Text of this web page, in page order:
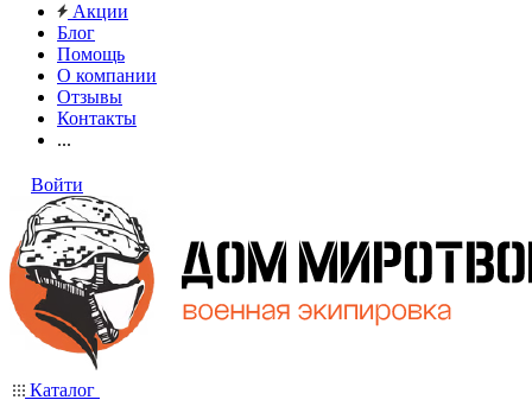
Акции
Блог
Помощь
О компании
Отзывы
Контакты
...
Войти
Каталог